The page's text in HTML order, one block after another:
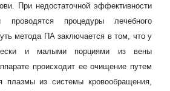
При недостаточной эффективности
проводятся процедуры лечебного
метода ПА заключается в том, что у
и малыми порциями из вены
происходит ее очищение путем
плазмы из системы кровообращения,